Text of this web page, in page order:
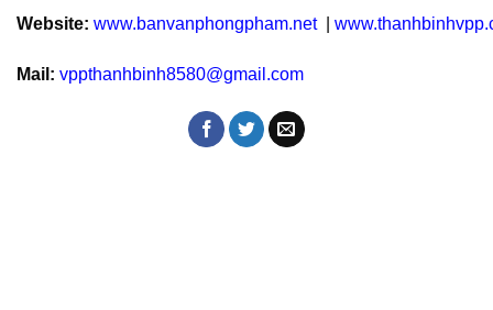
Website: www.banvanphongpham.net
Mail: vppthanhbinh8580@gmail.com